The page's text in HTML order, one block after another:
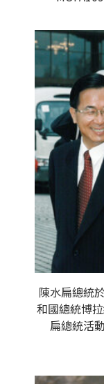
陳水扁總統
和國總統博
扁總統活